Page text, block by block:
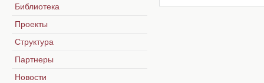
Библиотека
Проекты
Структура
Партнеры
Новости